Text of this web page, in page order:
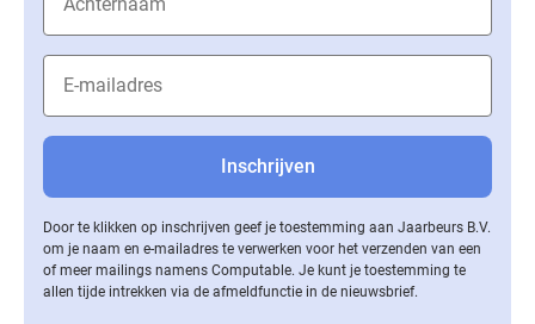
Door te klikken op inschrijven geef je toestemming aan Jaarbeurs B.V.
om je naam en e-mailadres te verwerken voor het verzenden van een
of meer mailings namens Computable. Je kunt je toestemming te
allen tijde intrekken via de af­meld­func­tie in de nieuwsbrief.